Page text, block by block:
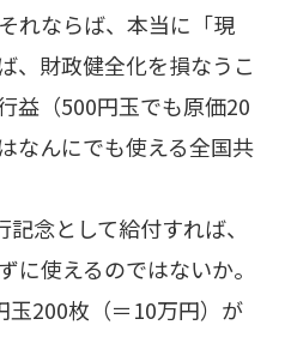
れならば、本当に「現
、財政健全化を損なうこ
益（500円玉でも原価20
なんにでも使える全国共
念として給付すれば、
に使えるのではないか。
玉200枚（＝10万円）が